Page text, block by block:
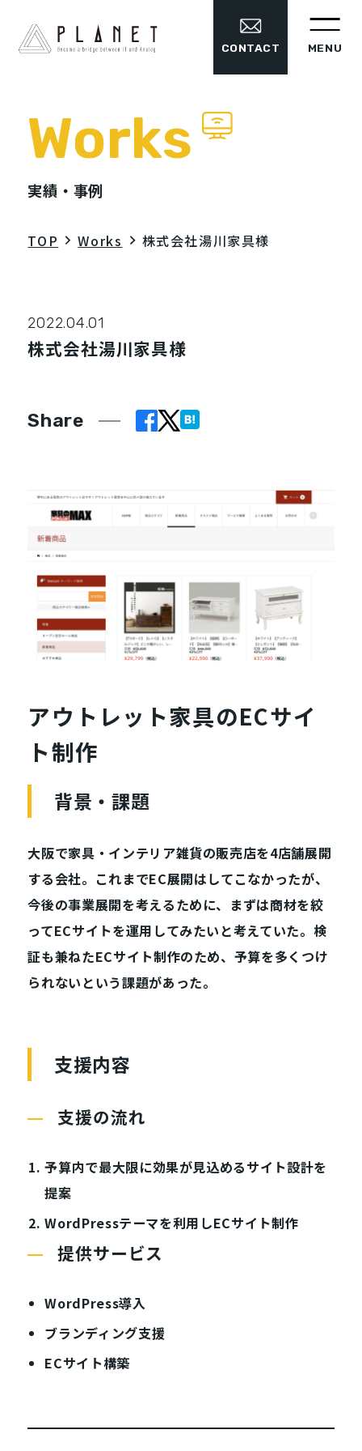
CONTACT MENU
Works
実績・事例
TOP Works 株式会社湯川家具様
2022.04.01
株式会社湯川家具様
Share
アウトレット家具のECサイ
ト制作
背景・課題
大阪で家具・インテリア雑貨の販売店を4店舗展開
する会社。これまでEC展開はしてこなかったが、
今後の事業展開を考えるために、まずは商材を絞
ってECサイトを運用してみたいと考えていた。検
証も兼ねたECサイト制作のため、予算を多くつけ
られないという課題があった。
支援内容
支援の流れ
予算内で最大限に効果が見込めるサイト設計を
提案
WordPressテーマを利用しECサイト制作
提供サービス
WordPress導入
ブランディング支援
ECサイト構築